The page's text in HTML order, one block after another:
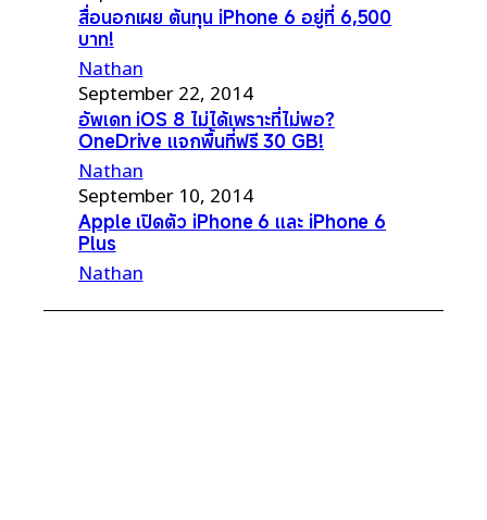
สื่อนอกเผย ต้นทุน iPhone 6 อยู่ที่ 6,500
บาท!
Nathan
September 22, 2014
อัพเดท iOS 8 ไม่ได้เพราะที่ไม่พอ?
OneDrive แจกพื้นที่ฟรี 30 GB!
Nathan
September 10, 2014
Apple เปิดตัว iPhone 6 และ iPhone 6
Plus
Nathan